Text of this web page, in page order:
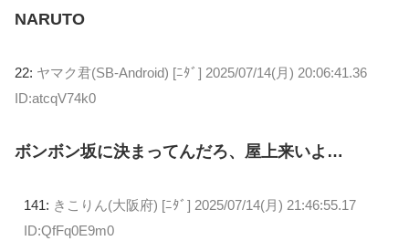
NARUTO
22: ヤマク君(SB-Android) [ﾆﾀﾞ] 2025/07/14(月) 20:06:41.36
ID:atcqV74k0
ボンボン坂に決まってんだろ、屋上来いよ…
141: きこりん(大阪府) [ﾆﾀﾞ] 2025/07/14(月) 21:46:55.17
ID:QfFq0E9m0